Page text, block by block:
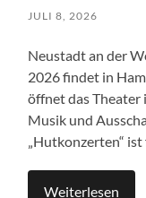
JULI 8, 2026
Neustadt an der
2026 findet in
öffnet das Theater
Musik und
„Hutkonzerten“
Weiterlesen